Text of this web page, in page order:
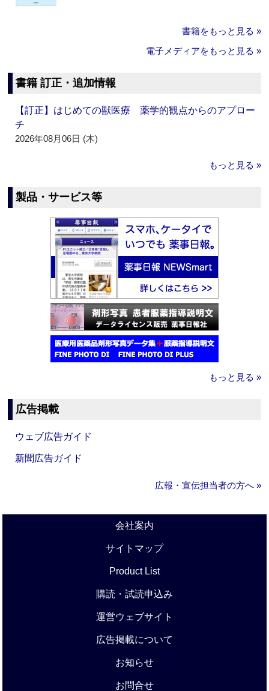
書籍をもっと見る »
電子メディアをもっと見る »
書籍 訂正・追加情報
【訂正】はじめての獣医療 薬学的観点からのアプロー
チ
2026年08月06日 (木)
もっと見る »
製品・サービス等
もっと見る »
広告掲載
ウェブ広告ガイド
新聞広告ガイド
広報・宣伝担当者の方へ »
会社案内
サイトマップ
Product List
購読・試読申込み
運営ウェブサイト
広告掲載について
お知らせ
お問合せ